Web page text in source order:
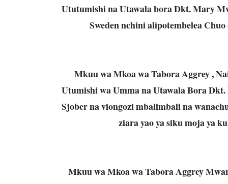
Ututumishi na Utawala bora Dkt. Mary
Sweden nchini alipotembelea
Mkuu wa Mkoa wa Tabora Aggrey ,
Utumishi wa Umma na Utawala Bora
Sjober na viongozi mbalimbali na
ziara yao ya siku moja ya
Mkuu wa Mkoa wa Tabora Aggrey